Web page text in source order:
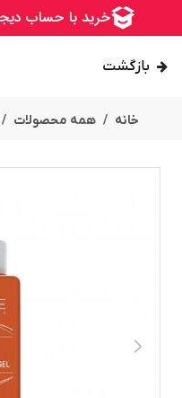
بازگشت
خانه همه محصولات